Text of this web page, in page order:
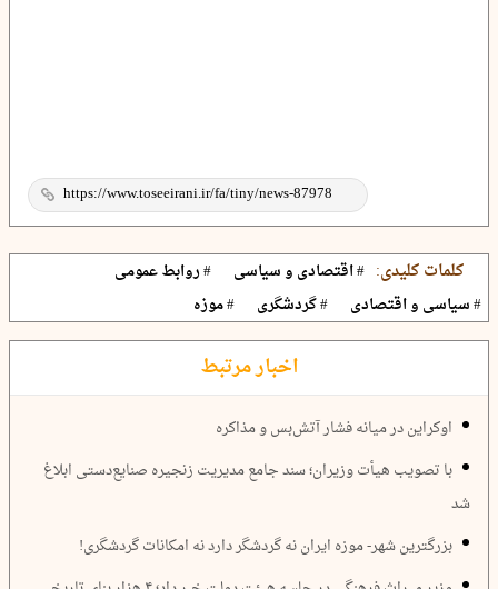
کلمات کلیدی: # اقتصادی و سیاسی
# روابط عمومی
# سیاسی و اقتصادی
# گردشگری # موزه
اخبار مرتبط
اوکراین در میانه فشار آتش‌بس و مذاکره
با تصویب هیأت وزیران؛ سند جامع مدیریت زنجیره صنایع‌دستی ابلاغ
شد
بزرگترین شهر- موزه ایران نه گردشگر دارد نه امکانات گردشگری!